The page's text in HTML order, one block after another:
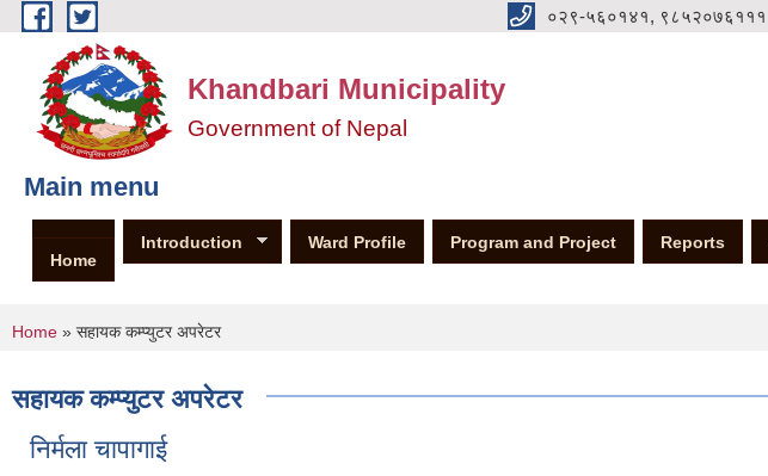
Skip to main content ०२९-५६०१४१, ९८५२०७६१११
Khandbari Municipality
Government of Nepal
Main menu
Home
Introduction Ward Profile Program and Project Reports
You are here
Home » सहायक कम्प्युटर अपरेटर
सहायक कम्प्युटर अपरेटर
निर्मला चापागाई